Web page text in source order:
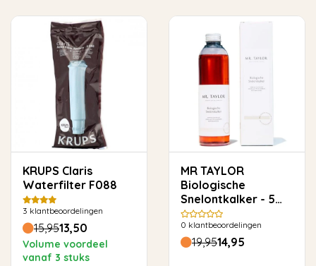
KRUPS Claris
Waterfilter F088
3 klantbeoordelingen
15,9513,50
Volume voordeel
vanaf 3 stuks
MR TAYLOR
Biologische
Snelontkalker - 5
keer ontkalken
0 klantbeoordelingen
19,9514,95